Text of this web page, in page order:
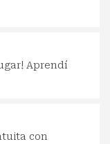
Aprendí
con